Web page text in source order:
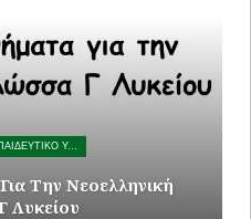
Φύλλα Εργασίας